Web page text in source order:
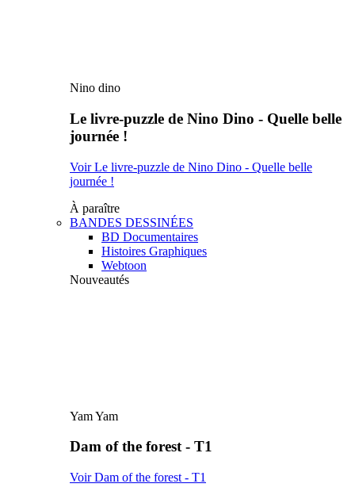
Nino dino
Le livre-puzzle de Nino Dino - Quelle belle
journée !
Voir Le livre-puzzle de Nino Dino - Quelle belle
journée !
À paraître
BANDES DESSINÉES
BD Documentaires
Histoires Graphiques
Webtoon
Nouveautés
Yam Yam
Dam of the forest - T1
Voir Dam of the forest - T1